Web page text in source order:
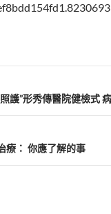
護”形秀傳醫院健檢式
療： 你應了解的事